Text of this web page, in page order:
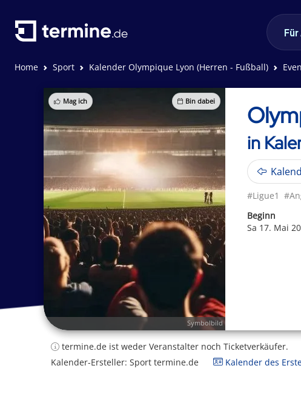
Home Sport Kalender Olympique Lyon (Herren - Fußball)
Mag ich Bin dabei
Symbolbild
in
#Ligue1
Beginn
Sa 17. Mai
termine.de ist weder Veranstalter noch Ticketverkäufer.
Kalender-Ersteller: Sport termine.de
Kalender des